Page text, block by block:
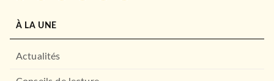
À LA UNE
Actualités